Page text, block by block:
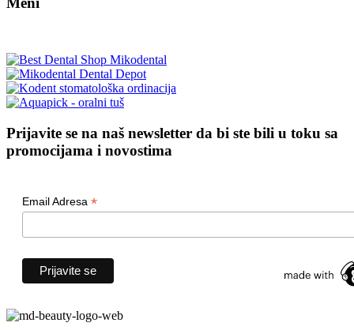
Prijavite se na naš newsletter da bi ste bili u toku sa
promocijama i novostima
Email Adresa *